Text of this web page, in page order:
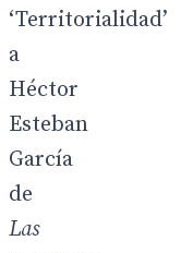
‘Territorialidad’
a
Héctor
Esteban
García
de
Las